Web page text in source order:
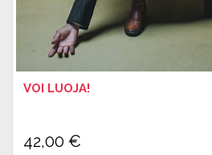
VOI LUOJA!
42,00 €